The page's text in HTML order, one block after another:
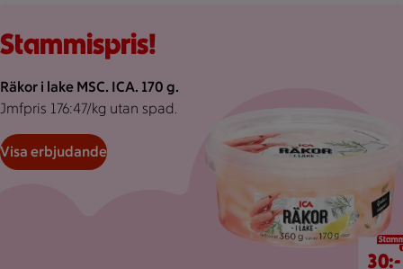
Stammispris!
Räkor i lake MSC. ICA. 170 g.
Jmfpris 176:47/kg utan spad.
Visa erbjudande
30 kr/st
30:-